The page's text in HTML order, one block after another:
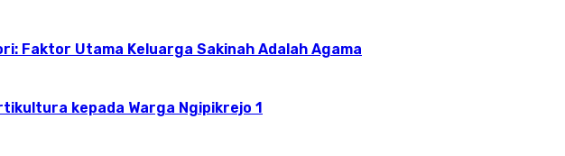
Faktor Utama Keluarga Sakinah Adalah Agama
kepada Warga Ngipikrejo 1